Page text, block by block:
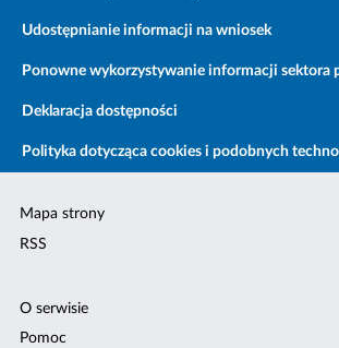
Udostępnianie informacji na wniosek
Ponowne wykorzystywanie informacji sektora
Deklaracja dostępności
Polityka dotycząca cookies i podobnych
Mapa strony
RSS
O serwisie
Pomoc